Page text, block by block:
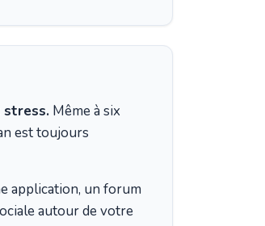
stress. Même à six
est toujours
application, un forum
autour de votre